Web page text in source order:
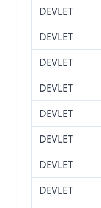
DEVLET
DEVLET
DEVLET
DEVLET
DEVLET
DEVLET
DEVLET
DEVLET